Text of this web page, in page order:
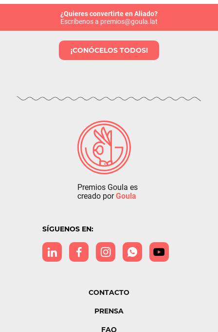
¿Quieres convertirte en Aliado?
Escríbenos a premios@goula.lat
¡CONÓCELOS TODOS!
Premios Goula es
creado porGoula
SÍGUENOS EN:
CONTACTO
PRENSA
FAQ